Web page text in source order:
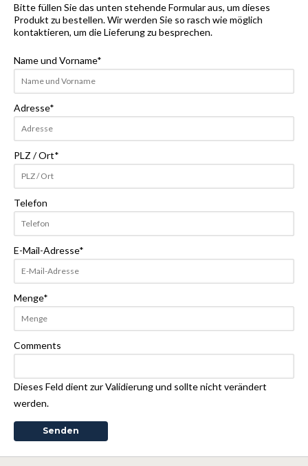
Bitte füllen Sie das unten stehende Formular aus, um dieses
Produkt zu bestellen. Wir werden Sie so rasch wie möglich
kontaktieren, um die Lieferung zu besprechen.
Name und Vorname*
Adresse*
PLZ / Ort*
Telefon
E-Mail-Adresse*
Menge*
Comments
Dieses Feld dient zur Validierung und sollte nicht verändert
werden.